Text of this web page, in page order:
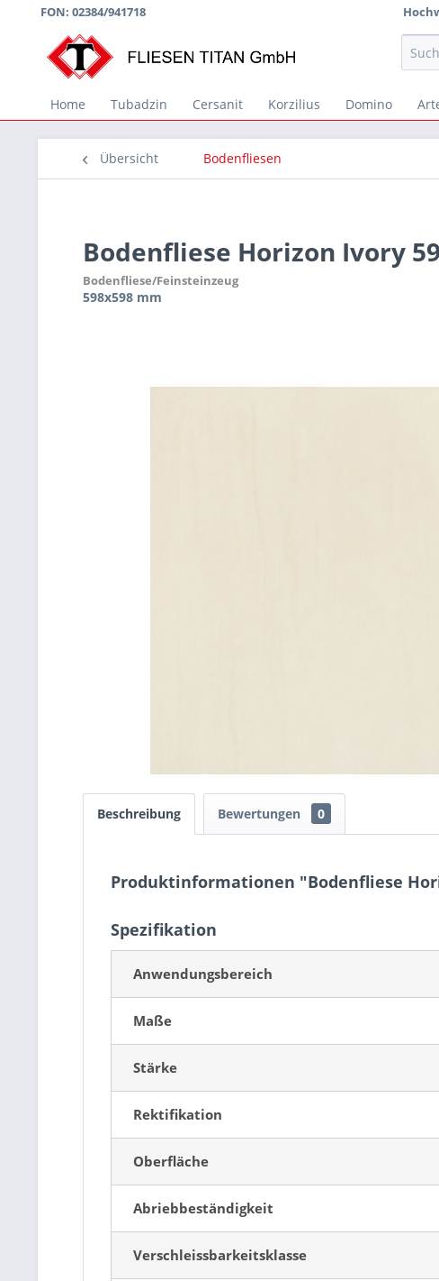
FON: 02384/941718
Home Tubadzin Cersanit Korzilius Domino
Übersicht Bodenfliesen
Bodenfliese Horizon Ivory
Bodenfliese/Feinsteinzeug
598x598 mm
Beschreibung Bewertungen 0
Produktinformationen "Bodenfliese
Spezifikation
Anwendungsbereich
Maße
Stärke
Rektifikation
Oberfläche
Abriebbeständigkeit
Verschleissbarkeitsklasse